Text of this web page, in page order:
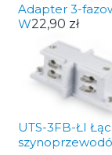
Adapter 3-
W22,90 zł
UTS-3FB-ŁI